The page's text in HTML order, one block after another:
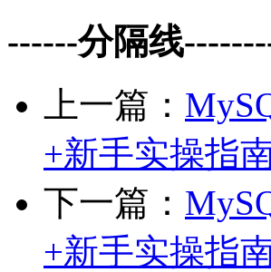
------分隔线
上一篇：
+新手实操指
下一篇：
+新手实操指